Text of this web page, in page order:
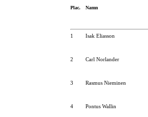
Plac. Namn
1 Isak Eliasson
2 Carl Norlander
3 Rasmus Nieminen
4 Pontus Wallin